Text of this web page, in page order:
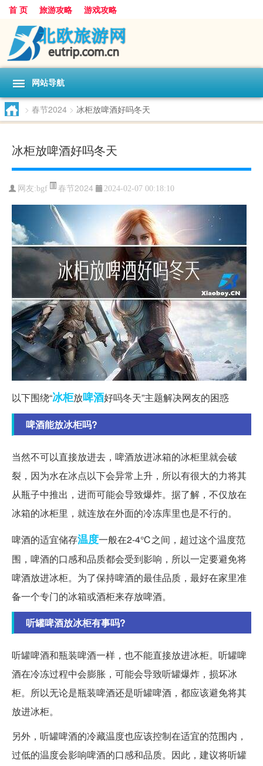
首 页 旅游攻略 游戏攻略
网站导航
> 春节2024 > 冰柜放啤酒好吗冬天
冰柜放啤酒好吗冬天
网友:bgf 春节2024 2024-02-07 00:18:10
以下围绕“冰柜放啤酒好吗冬天”主题解决网友的困惑
啤酒能放冰柜吗?
当然不可以直接放进去，啤酒放进冰箱的冰柜里就会破
裂，因为水在冰点以下会异常上升，所以有很大的力将其
从瓶子中推出，进而可能会导致爆炸。据了解，不仅放在
冰箱的冰柜里，就连放在外面的冷冻库里也是不行的。
啤酒的适宜储存温度一般在2-4℃之间，超过这个温度范
围，啤酒的口感和品质都会受到影响，所以一定要避免将
啤酒放进冰柜。为了保持啤酒的最佳品质，最好在家里准
备一个专门的冰箱或酒柜来存放啤酒。
听罐啤酒放冰柜有事吗?
听罐啤酒和瓶装啤酒一样，也不能直接放进冰柜。听罐啤
酒在冷冻过程中会膨胀，可能会导致听罐爆炸，损坏冰
柜。所以无论是瓶装啤酒还是听罐啤酒，都应该避免将其
放进冰柜。
另外，听罐啤酒的冷藏温度也应该控制在适宜的范围内，
过低的温度会影响啤酒的口感和品质。因此，建议将听罐